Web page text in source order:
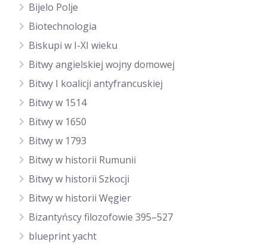
Bijelo Polje
Biotechnologia
Biskupi w I-XI wieku
Bitwy angielskiej wojny domowej
Bitwy I koalicji antyfrancuskiej
Bitwy w 1514
Bitwy w 1650
Bitwy w 1793
Bitwy w historii Rumunii
Bitwy w historii Szkocji
Bitwy w historii Węgier
Bizantyńscy filozofowie 395–527
blueprint yacht